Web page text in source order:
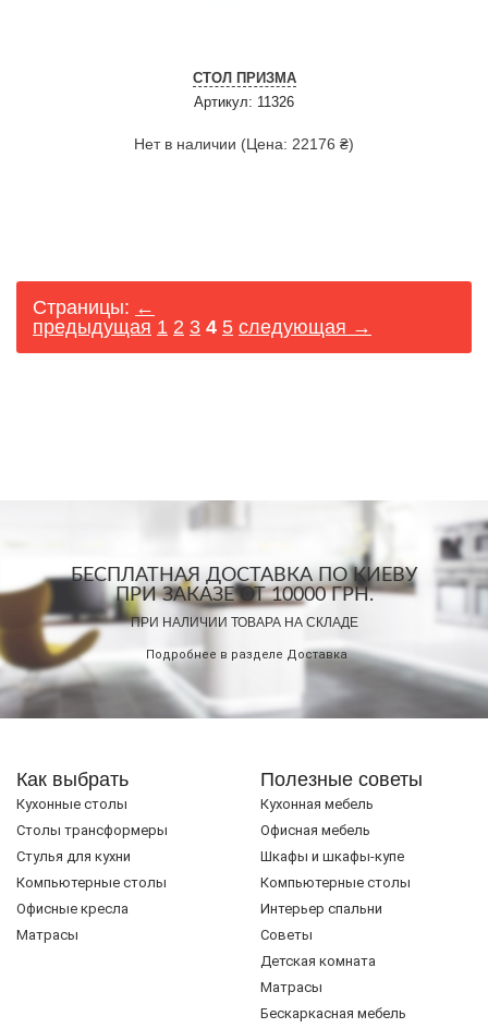
СТОЛ ПРИЗМА
Артикул: 11326
Нет в наличии (Цена: 22176 ₴)
Страницы: ←
предыдущая 1 2 3 4 5 следующая →
БЕСПЛАТНАЯ ДОСТАВКА ПО КИЕВУ
ПРИ ЗАКАЗЕ ОТ 10000 ГРН.
ПРИ НАЛИЧИИ ТОВАРА НА СКЛАДЕ
Подробнее в разделе Доставка
Как выбрать
Кухонные столы
Cтолы трансформеры
Стулья для кухни
Компьютерные столы
Офисные кресла
Матрасы
Полезные советы
Кухонная мебель
Офисная мебель
Шкафы и шкафы-купе
Компьютерные столы
Интерьер спальни
Советы
Детская комната
Матрасы
Бескаркасная мебель